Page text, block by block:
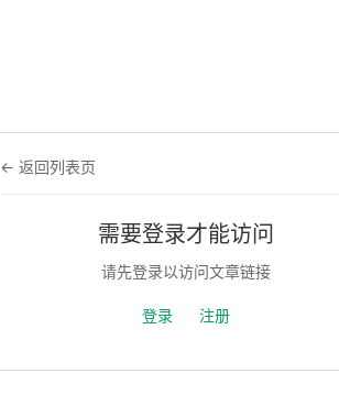
← 返回列表页
需要登录才能访问
请先登录以访问文章链接
登录 注册